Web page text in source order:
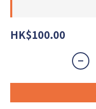
HK$100.00